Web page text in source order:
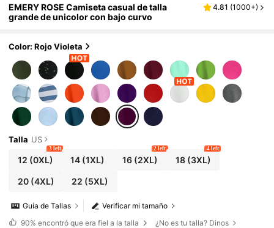
EMERY ROSE Camiseta casual de talla
grande de unicolor con bajo curvo
4.81 (1000+)
Color: Rojo Violeta
Talla US
12 (0XL)
3 left
14 (1XL) 16(2XL)
2 left
18(3XL)
4 left
20(4XL) 22 (5XL)
Verificar mi tamaño
Guía de Tallas
90% encontró que era fiel a la talla ¿No es tu talla? Dinos